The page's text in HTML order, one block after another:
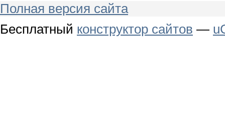
Полная версия сайта
Бесплатный конструктор сайтов —